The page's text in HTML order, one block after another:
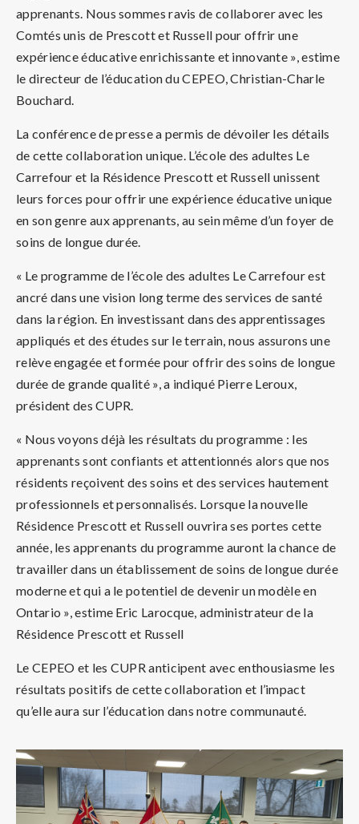
apprenants. Nous sommes ravis de collaborer avec les
Comtés unis de Prescott et Russell pour offrir une
expérience éducative enrichissante et innovante », estime
le directeur de l’éducation du CEPEO, Christian-Charle
Bouchard.
La conférence de presse a permis de dévoiler les détails
de cette collaboration unique. L’école des adultes Le
Carrefour et la Résidence Prescott et Russell unissent
leurs forces pour offrir une expérience éducative unique
en son genre aux apprenants, au sein même d’un foyer de
soins de longue durée.
« Le programme de l’école des adultes Le Carrefour est
ancré dans une vision long terme des services de santé
dans la région. En investissant dans des apprentissages
appliqués et des études sur le terrain, nous assurons une
relève engagée et formée pour offrir des soins de longue
durée de grande qualité », a indiqué Pierre Leroux,
président des CUPR.
« Nous voyons déjà les résultats du programme : les
apprenants sont confiants et attentionnés alors que nos
résidents reçoivent des soins et des services hautement
professionnels et personnalisés. Lorsque la nouvelle
Résidence Prescott et Russell ouvrira ses portes cette
année, les apprenants du programme auront la chance de
travailler dans un établissement de soins de longue durée
moderne et qui a le potentiel de devenir un modèle en
Ontario », estime Eric Larocque, administrateur de la
Résidence Prescott et Russell
Le CEPEO et les CUPR anticipent avec enthousiasme les
résultats positifs de cette collaboration et l’impact
qu’elle aura sur l’éducation dans notre communauté.